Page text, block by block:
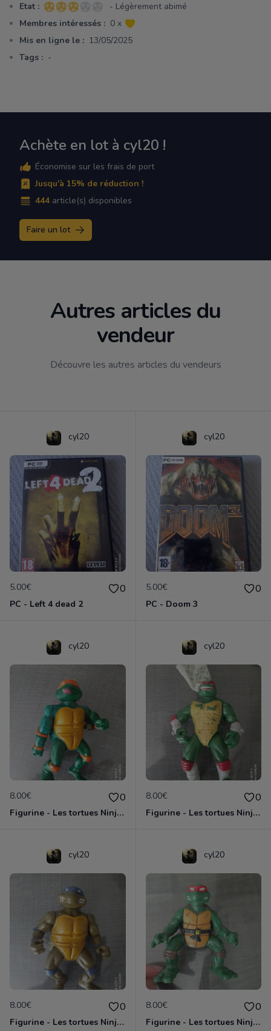
Etat : 3 sur 5 étoiles
- Légèrement abimé
Membres intéressés : 0 x
Mis en ligne le : 13/05/2025
Tags : -
Achète en lot à cyl20 !
Économise sur les frais de port
Jusqu'à 15% de réduction !
444 article(s) disponibles
Faire un lot
Autres articles du
vendeur
Découvre les autres articles du vendeurs
cyl20
5.00€ 0
PC - Left 4 dead 2
cyl20
5.00€ 0
PC - Doom 3
cyl20
8.00€ 0
Figurine - Les tortues Ninja - Michaelangelo
cyl20
8.00€ 0
Figurine - Les tortues Ninja - Raphael
cyl20
8.00€ 0
Figurine - Les tortues Ninja - Donatello
cyl20
8.00€ 0
Figurine - Les tortues Ninja - Raphael